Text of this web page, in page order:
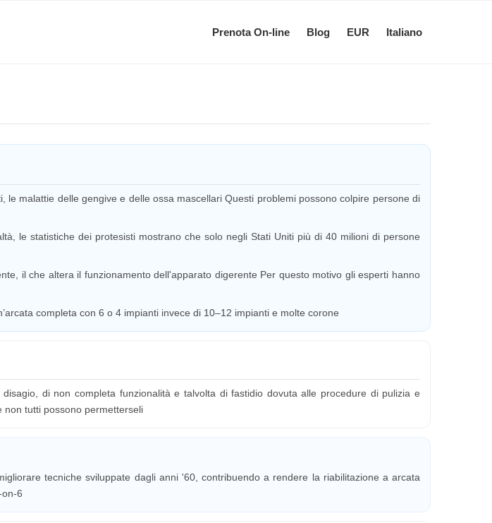
Prenota On-line Blog EUR Italiano
malattie delle gengive e delle ossa mascellari Questi problemi possono colpire persone di
le statistiche dei protesisti mostrano che solo negli Stati Uniti più di 40 milioni di persone
il che altera il funzionamento dell'apparato digerente Per questo motivo gli esperti hanno
completa con 6 o 4 impianti invece di 10–12 impianti e molte corone
di non completa funzionalità e talvolta di fastidio dovuta alle procedure di pulizia e
non tutti possono permetterseli
tecniche sviluppate dagli anni '60, contribuendo a rendere la riabilitazione a arcata
6